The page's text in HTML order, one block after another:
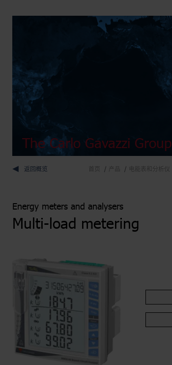
The Carlo Gavazzi Group
返回概览 首页 产品 电能表和分析仪
Energy meters and analysers
Multi-load metering